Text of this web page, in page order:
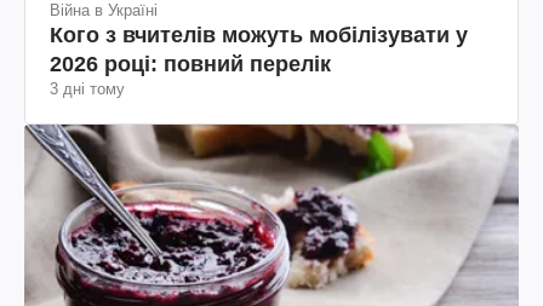
Війна в Україні
Кого з вчителів можуть мобілізувати у
2026 році: повний перелік
3 дні тому